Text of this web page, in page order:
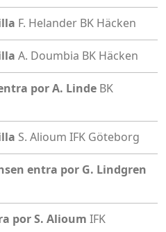
F. Helander BK Häcken
A. Doumbia BK Häcken
por A. Linde BK
S. Alioum IFK Göteborg
entra por G. Lindgren
por S. Alioum IFK